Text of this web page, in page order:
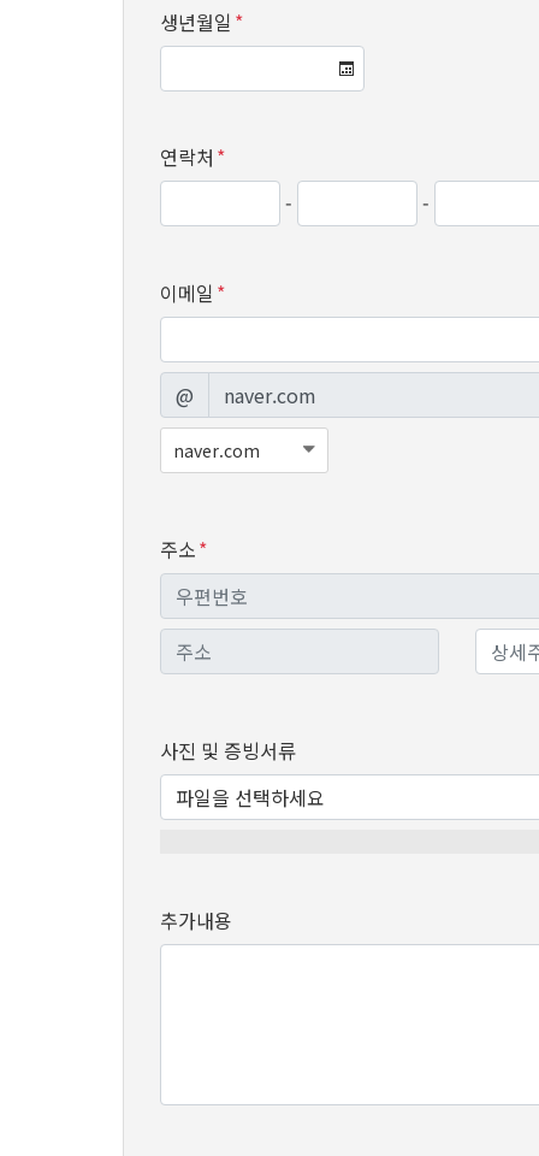
생년월일 *
연락처 *
-
-
이메일 *
@
주소*
사진 및 증빙서류
파일을 선택하세요
추가내용